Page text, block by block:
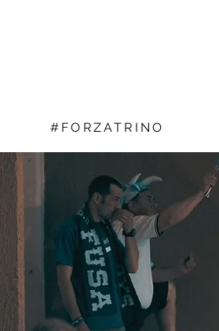
#FORZATRINO